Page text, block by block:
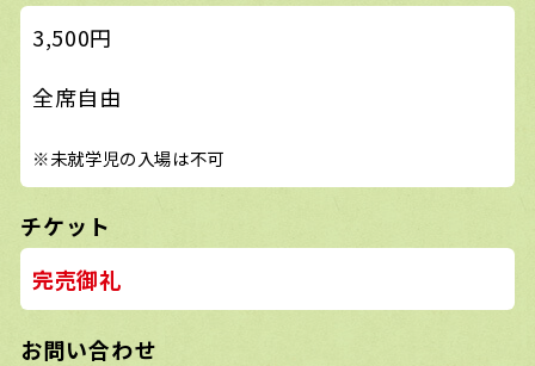
3,500円
全席自由
※未就学児の入場は不可
チケット
完売御礼
お問い合わせ